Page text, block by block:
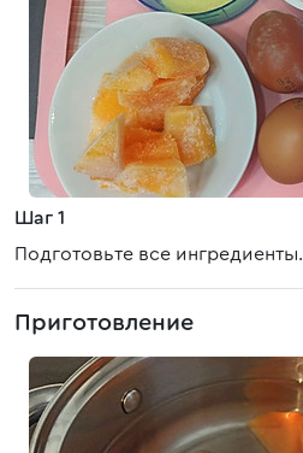
Шаг 1
Подготовьте все ингредиенты.
Приготовление